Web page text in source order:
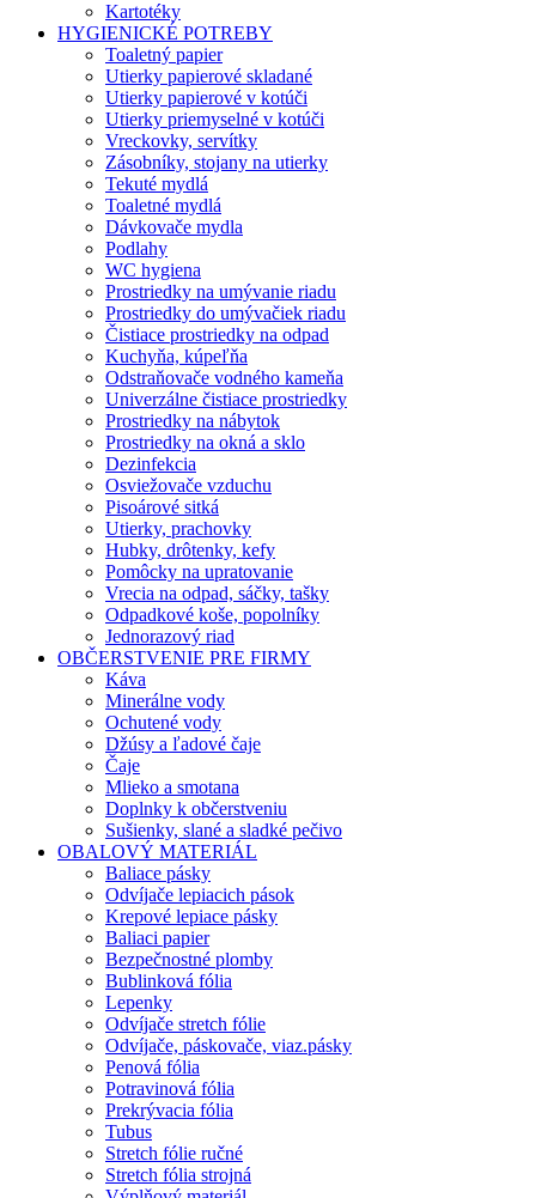
Kartotéky
HYGIENICKÉ POTREBY
Toaletný papier
Utierky papierové skladané
Utierky papierové v kotúči
Utierky priemyselné v kotúči
Vreckovky, servítky
Zásobníky, stojany na utierky
Tekuté mydlá
Toaletné mydlá
Dávkovače mydla
Podlahy
WC hygiena
Prostriedky na umývanie riadu
Prostriedky do umývačiek riadu
Čistiace prostriedky na odpad
Kuchyňa, kúpeľňa
Odstraňovače vodného kameňa
Univerzálne čistiace prostriedky
Prostriedky na nábytok
Prostriedky na okná a sklo
Dezinfekcia
Osviežovače vzduchu
Pisoárové sitká
Utierky, prachovky
Hubky, drôtenky, kefy
Pomôcky na upratovanie
Vrecia na odpad, sáčky, tašky
Odpadkové koše, popolníky
Jednorazový riad
OBČERSTVENIE PRE FIRMY
Káva
Minerálne vody
Ochutené vody
Džúsy a ľadové čaje
Čaje
Mlieko a smotana
Doplnky k občerstveniu
Sušienky, slané a sladké pečivo
OBALOVÝ MATERIÁL
Baliace pásky
Odvíjače lepiacich pások
Krepové lepiace pásky
Baliaci papier
Bezpečnostné plomby
Bublinková fólia
Lepenky
Odvíjače stretch fólie
Odvíjače, páskovače, viaz.pásky
Penová fólia
Potravinová fólia
Prekrývacia fólia
Tubus
Stretch fólie ručné
Stretch fólia strojná